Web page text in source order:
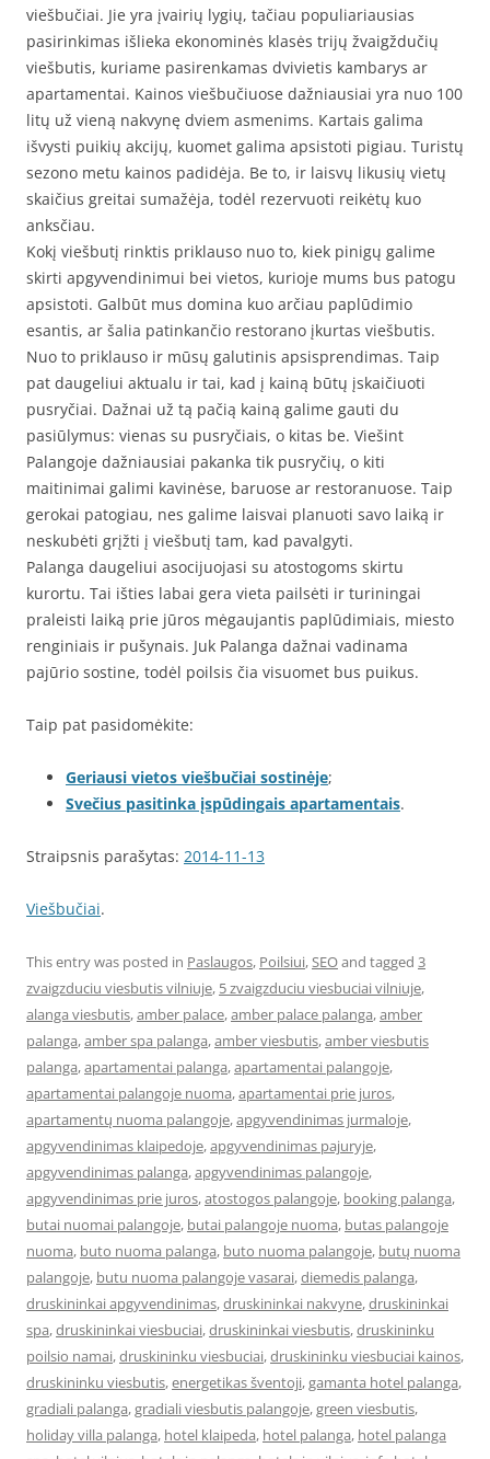
viešbučiai. Jie yra įvairių lygių, tačiau populiariausias
pasirinkimas išlieka ekonominės klasės trijų žvaigždučių
viešbutis, kuriame pasirenkamas dvivietis kambarys ar
apartamentai. Kainos viešbučiuose dažniausiai yra nuo 100
litų už vieną nakvynę dviem asmenims. Kartais galima
išvysti puikių akcijų, kuomet galima apsistoti pigiau. Turistų
sezono metu kainos padidėja. Be to, ir laisvų likusių vietų
skaičius greitai sumažėja, todėl rezervuoti reikėtų kuo
anksčiau.
Kokį viešbutį rinktis priklauso nuo to, kiek pinigų galime
skirti apgyvendinimui bei vietos, kurioje mums bus patogu
apsistoti. Galbūt mus domina kuo arčiau paplūdimio
esantis, ar šalia patinkančio restorano įkurtas viešbutis.
Nuo to priklauso ir mūsų galutinis apsisprendimas. Taip
pat daugeliui aktualu ir tai, kad į kainą būtų įskaičiuoti
pusryčiai. Dažnai už tą pačią kainą galime gauti du
pasiūlymus: vienas su pusryčiais, o kitas be. Viešint
Palangoje dažniausiai pakanka tik pusryčių, o kiti
maitinimai galimi kavinėse, baruose ar restoranuose. Taip
gerokai patogiau, nes galime laisvai planuoti savo laiką ir
neskubėti grįžti į viešbutį tam, kad pavalgyti.
Palanga daugeliui asocijuojasi su atostogoms skirtu
kurortu. Tai išties labai gera vieta pailsėti ir turiningai
praleisti laiką prie jūros mėgaujantis paplūdimiais, miesto
renginiais ir pušynais. Juk Palanga dažnai vadinama
pajūrio sostine, todėl poilsis čia visuomet bus puikus.
Taip pat pasidomėkite:
Geriausi vietos viešbučiai sostinėje;
Svečius pasitinka įspūdingais apartamentais.
Straipsnis parašytas: 2014-11-13
Viešbučiai.
This entry was posted in Paslaugos, Poilsiui,SEOand tagged 3
zvaigzduciu viesbutis vilniuje, 5 zvaigzduciu viesbuciai vilniuje,
alanga viesbutis,amber palace,amber palace palanga,amber
palanga,amber spa palanga,amber viesbutis,amber viesbutis
palanga,apartamentai palanga,apartamentai palangoje,
apartamentai palangoje nuoma,apartamentai prie juros,
apartamentų nuoma palangoje,apgyvendinimas jurmaloje,
apgyvendinimas klaipedoje,apgyvendinimas pajuryje,
apgyvendinimas palanga,apgyvendinimas palangoje,
apgyvendinimas prie juros,atostogos palangoje, booking palanga,
butai nuomai palangoje, butai palangoje nuoma, butas palangoje
nuoma, buto nuoma palanga, buto nuoma palangoje, butų nuoma
palangoje, butu nuoma palangoje vasarai,diemedis palanga,
druskininkai apgyvendinimas,druskininkai nakvyne,druskininkai
spa,druskininkai viesbuciai,druskininkai viesbutis,druskininku
poilsio namai,druskininku viesbuciai,druskininku viesbuciai kainos,
druskininku viesbutis,energetikas šventoji,gamanta hotel palanga,
gradiali palanga,gradiali viesbutis palangoje,green viesbutis,
holiday villa palanga, hotel klaipeda, hotel palanga, hotel palanga